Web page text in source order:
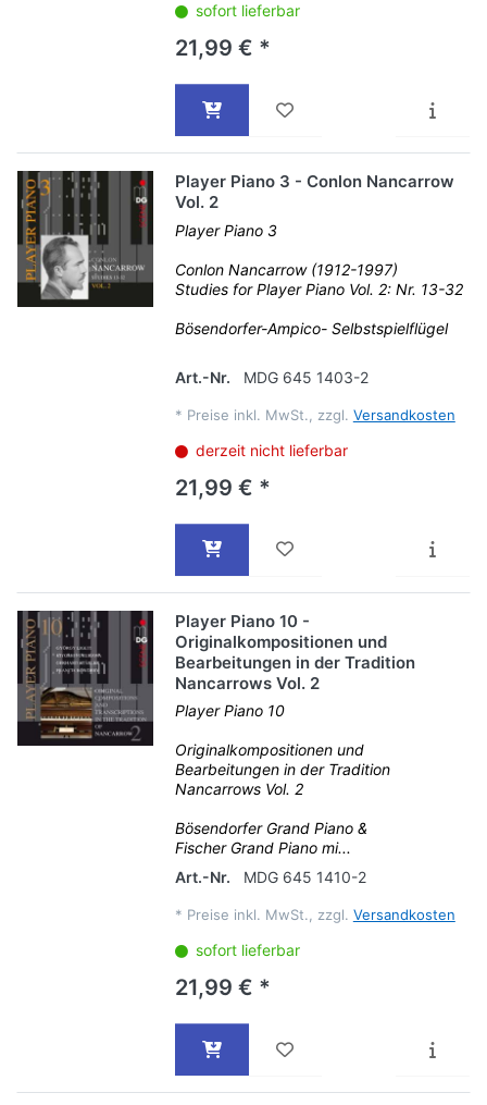
sofort lieferbar
21,99 € *
Player Piano 3 - Conlon Nancarrow
Vol. 2
Player Piano 3
Conlon Nancarrow (1912-1997)
Studies for Player Piano Vol. 2: Nr. 13-32
Bösendorfer-Ampico- Selbstspielflügel
Art.-Nr. MDG 645 1403-2
* Preise inkl. MwSt., zzgl. Versandkosten
derzeit nicht lieferbar
21,99 € *
Player Piano 10 -
Originalkompositionen und
Bearbeitungen in der Tradition
Nancarrows Vol. 2
Player Piano 10
Originalkompositionen und
Bearbeitungen in der Tradition
Nancarrows Vol. 2
Bösendorfer Grand Piano &
Fischer Grand Piano mi...
Art.-Nr.
MDG 645 1410-2
* Preise inkl. MwSt., zzgl. Versandkosten
sofort lieferbar
21,99 € *